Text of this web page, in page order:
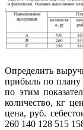
Определить
прибыль по
по этим
количество, кг
цена, руб.
260 140 128 515